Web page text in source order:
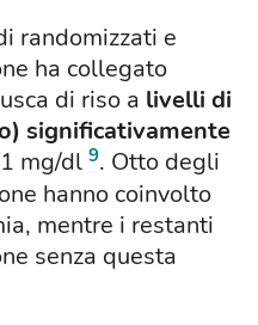
randomizzati e
ha collegato
di riso a livelli di
significativamente
mg/dl 9. Otto degli
hanno coinvolto
mentre i restanti
senza questa